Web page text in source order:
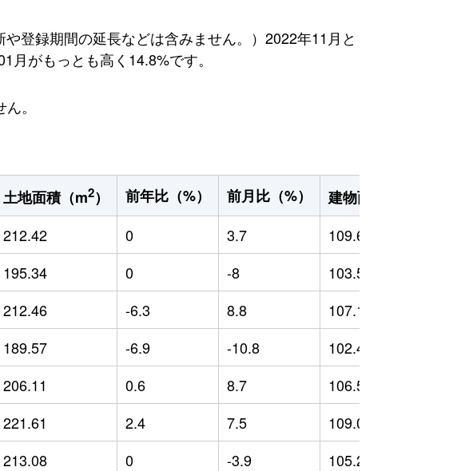
登録期間の延長などは含みません。）2022年11月と
がもっとも高く14.8%です。
。
土地面積（m2） 前年比（%） 前月比（%） 建物面積（m
212.42 0 3.7 109.63
195.34 0 -8 103.54
212.46 -6.3 8.8 107.16
189.57 -6.9 -10.8 102.47
206.11 0.6 8.7 106.55
221.61 2.4 7.5 109.06
213.08 0 -3.9 105.28